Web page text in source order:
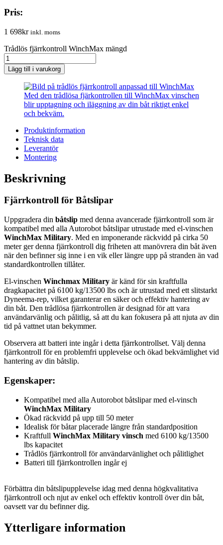
Pris:
1 698kr inkl. moms
Trådlös fjärrkontroll WinchMax mängd
Lägg till i varukorg
Med den trådlösa fjärkontrollen till WinchMax vinschen
blir upptagning och iläggning av din båt riktigt enkel
och bekväm.
Produktinformation
Teknisk data
Leverantör
Montering
Beskrivning
Fjärrkontroll för Båtslipar
Uppgradera din båtslip med denna avancerade fjärrkontroll som är
kompatibel med alla Autorobot båtslipar utrustade med el-vinschen
WinchMax Military. Med en imponerande räckvidd på cirka 50
meter ger denna fjärrkontroll dig friheten att manövrera din båt även
när den befinner sig inne i en vik eller längre upp på stranden än vad
standardkontrollen tillåter.
El-vinschen Winchmax Military är känd för sin kraftfulla
dragkapacitet på 6100 kg/13500 lbs och är utrustad med ett slitstarkt
Dyneema-rep, vilket garanterar en säker och effektiv hantering av
din båt. Den trådlösa fjärrkontrollen är designad för att vara
användarvänlig och pålitlig, så att du kan fokusera på att njuta av din
tid på vattnet utan bekymmer.
Observera att batteri inte ingår i detta fjärrkontrollset. Välj denna
fjärrkontroll för en problemfri upplevelse och ökad bekvämlighet vid
hantering av din båtslip.
Egenskaper:
Kompatibel med alla Autorobot båtslipar med el-vinsch
WinchMax Military
Ökad räckvidd på upp till 50 meter
Idealisk för båtar placerade längre från standardposition
Kraftfull WinchMax Military vinsch med 6100 kg/13500
lbs kapacitet
Trådlös fjärrkontroll för användarvänlighet och pålitlighet
Batteri till fjärrkontrollen ingår ej
Förbättra din båtslipupplevelse idag med denna högkvalitativa
fjärrkontroll och njut av enkel och effektiv kontroll över din båt,
oavsett var du befinner dig.
Ytterligare information